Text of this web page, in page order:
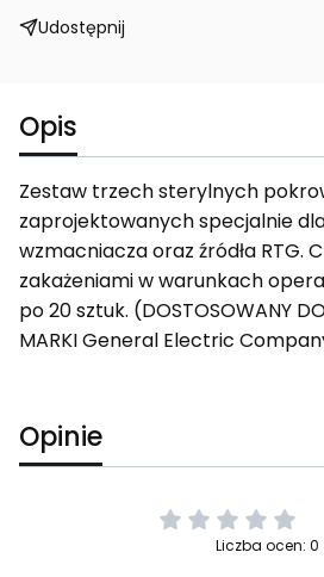
Udostępnij
Opis
Zestaw trzech sterylnych
zaprojektowanych specjalnie
wzmacniacza oraz źródła RTG.
zakażeniami w warunkach
po 20 sztuk. (DOSTOSOWANY
MARKI General Electric
Opinie
Liczba ocen: 0